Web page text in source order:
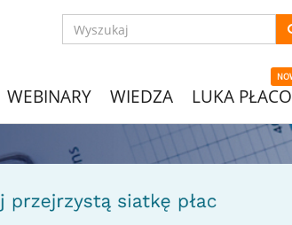
WEBINARY WIEDZA LUKA